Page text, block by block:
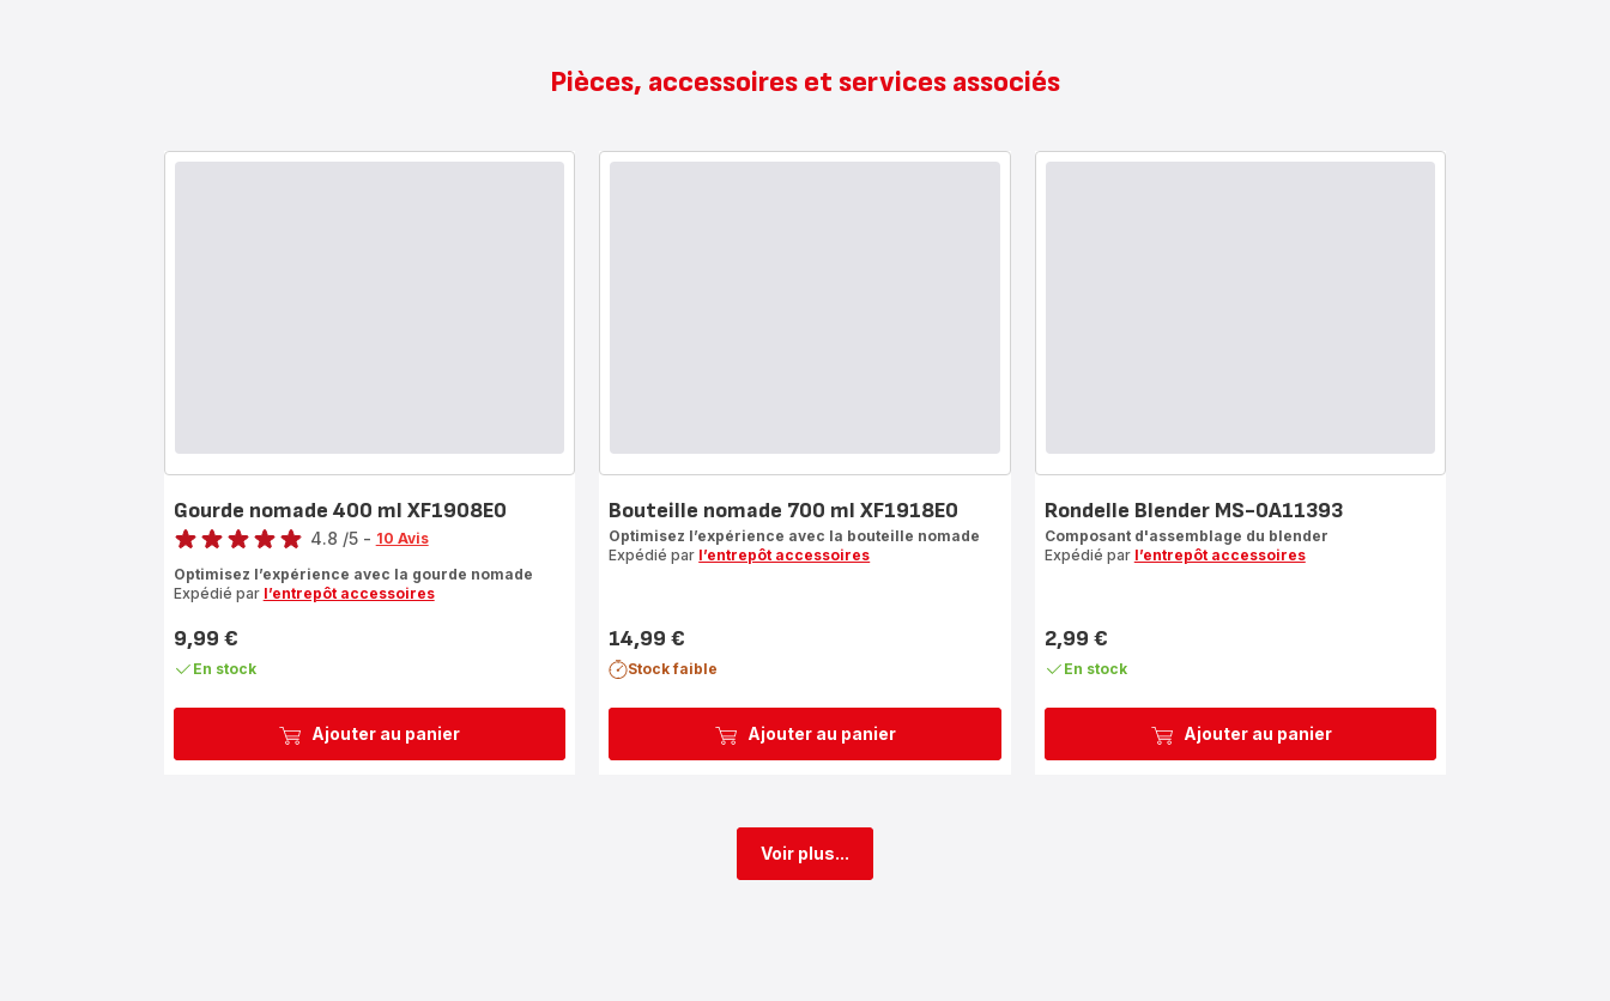
Pièces, accessoires et services associés
Ajouter au panier
Gourde nomade 400 ml XF1908E0
Note
4.8 /5 - 10 Avis
Optimisez l’expérience avec la gourde nomade
Expédié par l’entrepôt accessoires
Prix
9,99 €
En stock
Ajouter au panier
Bouteille nomade 700 ml XF1918E0
Optimisez l’expérience avec la bouteille nomade
Expédié par l’entrepôt accessoires
Prix
14,99 €
Stock faible
Ajouter au panier
Rondelle Blender MS-0A11393
Composant d'assemblage du blender
Expédié par l’entrepôt accessoires
Prix
2,99 €
En stock
Voir plus...